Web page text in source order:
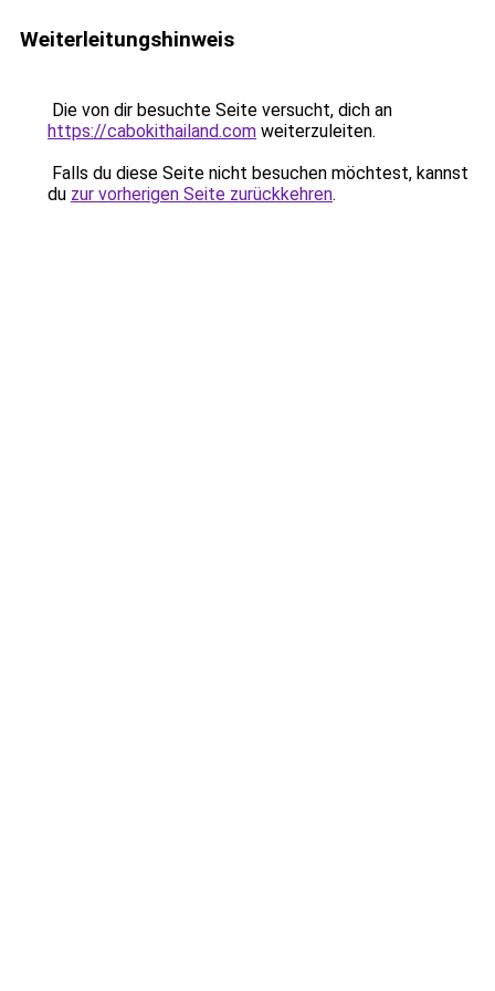
Weiterleitungshinweis
Die von dir besuchte Seite versucht, dich an
https://cabokithailand.com weiterzuleiten.
Falls du diese Seite nicht besuchen möchtest, kannst
du zur vorherigen Seite zurückkehren.